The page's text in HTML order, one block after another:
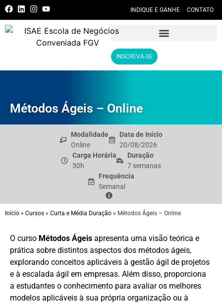
INDIQUE E GANHE CONTATO
INSCREVA-SE
Métodos Ágeis – Online
Modalidade
Online
Data de Início
20/08/2026
Carga Horária
30h
Duração
7 semanas
Frequência
Semanal
Início » Cursos » Curta e Média Duração » Métodos Ágeis – Online
O curso Métodos Ágeis apresenta uma visão teórica e
prática sobre distintos aspectos dos métodos ágeis,
explorando conceitos aplicáveis à gestão ágil de projetos
e à escalada ágil em empresas. Além disso, proporciona
a estudantes o conhecimento para avaliar os melhores
modelos aplicáveis à sua própria organização ou à